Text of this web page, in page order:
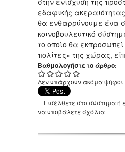
εδαφικής
θα ενθαρρύνουμε ένα
κοινοβουλευτικό
το οποίο θα
πολίτες» της χώρας,
Βαθμολογήστε το άρθρο:
Δεν υπάρχουν ακόμα ψήφοι
Εισέλθετε στο σύστημαή
να υποβάλετε σχόλια